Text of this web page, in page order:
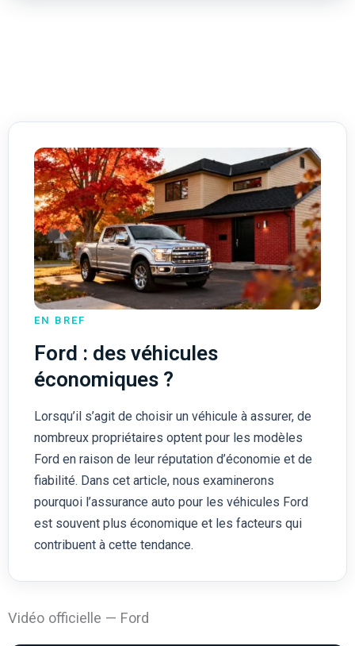
EN BREF
Ford : des véhicules
économiques ?
Lorsqu’il s’agit de choisir un véhicule à assurer, de
nombreux propriétaires optent pour les modèles
Ford en raison de leur réputation d’économie et de
fiabilité. Dans cet article, nous examinerons
pourquoi l’assurance auto pour les véhicules Ford
est souvent plus économique et les facteurs qui
contribuent à cette tendance.
Vidéo officielle — Ford